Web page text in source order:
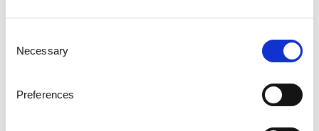
Selection
Necessary
Preferences